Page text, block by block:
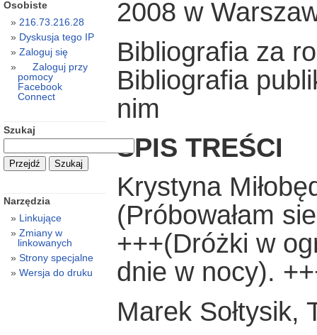
2008 w
Bibliografia za
Bibliografia
nim
SPIS TREŚCI
Krystyna
(Próbowałam
+++(Dróżki w
dnie w nocy).
Marek Sołtysik,
Osobiste
216.73.216.28
Dyskusja tego IP
Zaloguj się
Zaloguj przy
pomocy
Facebook
Connect
Szukaj
Narzędzia
Linkujące
Zmiany w
linkowanych
Strony specjalne
Wersja do druku